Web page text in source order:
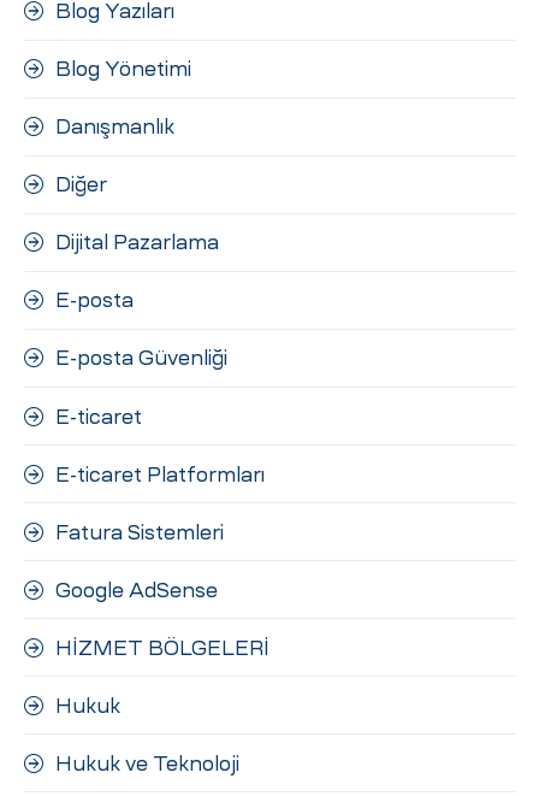
Blog Yazıları
Blog Yönetimi
Danışmanlık
Diğer
Dijital Pazarlama
E-posta
E-posta Güvenliği
E-ticaret
E-ticaret Platformları
Fatura Sistemleri
Google AdSense
HİZMET BÖLGELERİ
Hukuk
Hukuk ve Teknoloji